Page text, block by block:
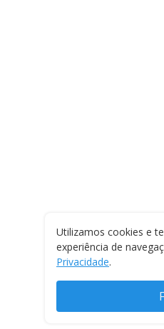
Utilizamos cookies e
experiência de
Privacidade.